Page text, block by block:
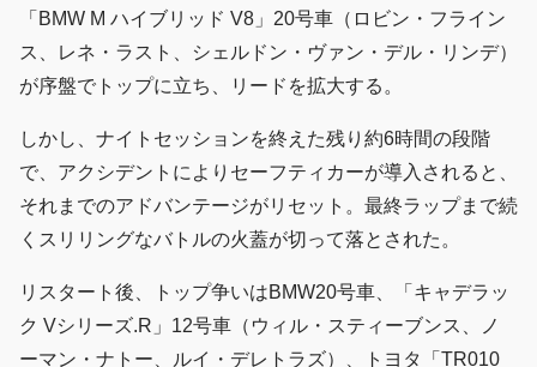
「BMW M ハイブリッド V8」20号車（ロビン・フライン
ス、レネ・ラスト、シェルドン・ヴァン・デル・リンデ）
が序盤でトップに立ち、リードを拡大する。
しかし、ナイトセッションを終えた残り約6時間の段階
で、アクシデントによりセーフティカーが導入されると、
それまでのアドバンテージがリセット。最終ラップまで続
くスリリングなバトルの火蓋が切って落とされた。
リスタート後、トップ争いはBMW20号車、「キャデラッ
ク Vシリーズ.R」12号車（ウィル・スティーブンス、ノ
ーマン・ナトー、ルイ・デレトラズ）、トヨタ「TR010